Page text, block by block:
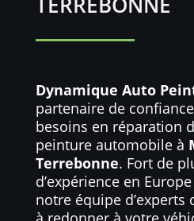
Dynamique Auto
partenaire de
besoins en réparation
peinture automobile à
Terrebonne. Fort de
d’expérience en
notre équipe d’experts